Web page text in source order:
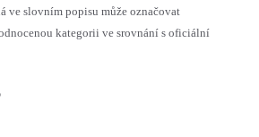
ve slovním popisu může označovat
kategorii ve srovnání s oficiální